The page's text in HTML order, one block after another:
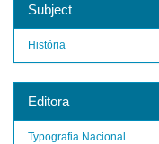
Subject
História
Editora
Typografia Nacional